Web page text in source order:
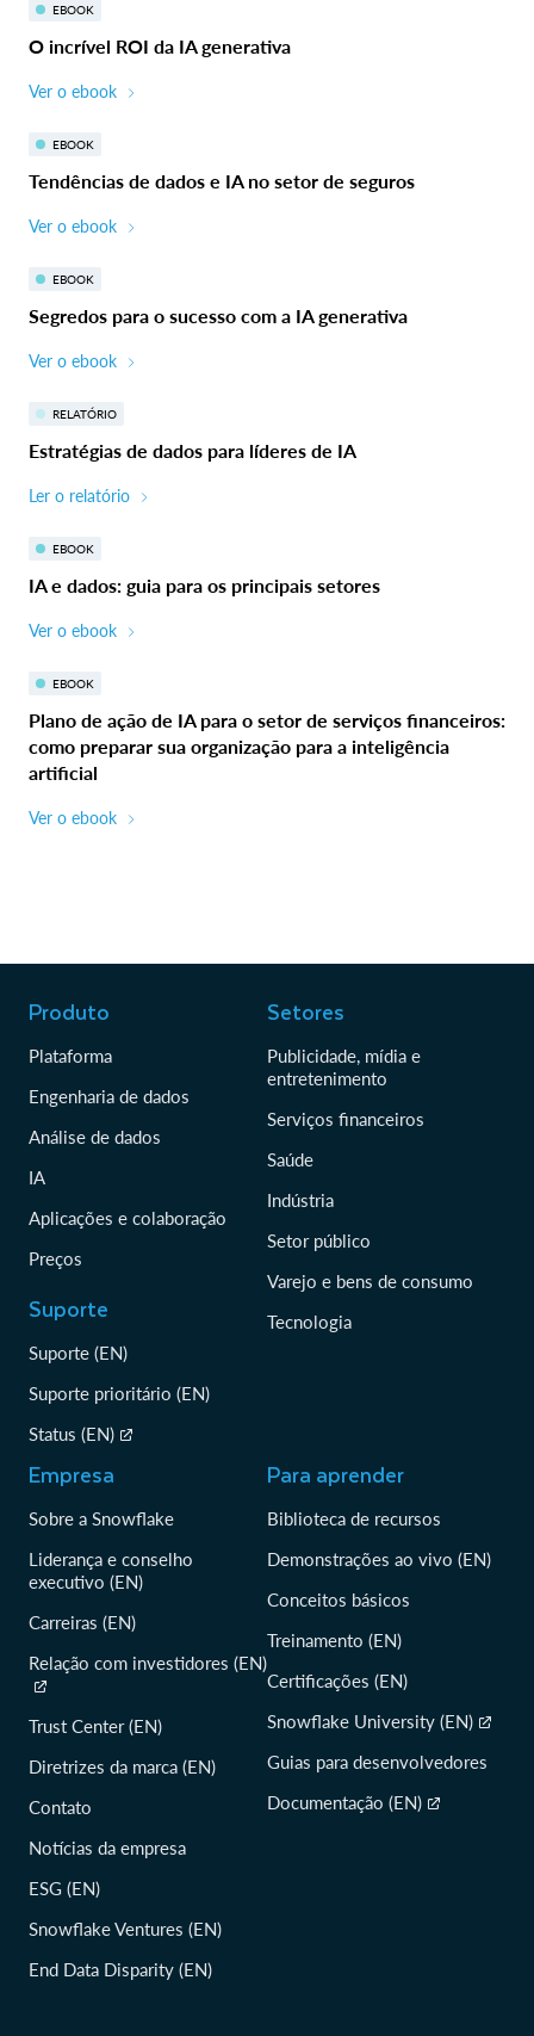
EBOOK
O incrível ROI da IA generativa
Ver o ebook
EBOOK
Tendências de dados e IA no setor de seguros
Ver o ebook
EBOOK
Segredos para o sucesso com a IA generativa
Ver o ebook
RELATÓRIO
Estratégias de dados para líderes de IA
Ler o relatório
EBOOK
IA e dados: guia para os principais setores
Ver o ebook
EBOOK
Plano de ação de IA para o setor de serviços financeiros:
como preparar sua organização para a inteligência
artificial
Ver o ebook
Produto
Plataforma
Engenharia de dados
Análise de dados
IA
Aplicações e colaboração
Preços
Suporte
Suporte (EN)
Suporte prioritário (EN)
Status (EN)
Setores
Publicidade, mídia e
entretenimento
Serviços financeiros
Saúde
Indústria
Setor público
Varejo e bens de consumo
Tecnologia
Empresa
Sobre a Snowflake
Liderança e conselho
executivo (EN)
Carreiras (EN)
Relação com investidores (EN)
Trust Center (EN)
Diretrizes da marca (EN)
Contato
Notícias da empresa
ESG (EN)
Snowflake Ventures (EN)
End Data Disparity (EN)
Para aprender
Biblioteca de recursos
Demonstrações ao vivo (EN)
Conceitos básicos
Treinamento (EN)
Certificações (EN)
Snowflake University (EN)
Guias para desenvolvedores
Documentação (EN)